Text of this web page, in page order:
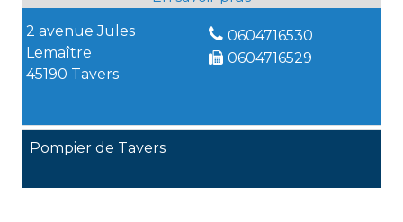
2 avenue Jules
Lemaître
45190 Tavers
0604716530
0604716529
Pompier de Tavers